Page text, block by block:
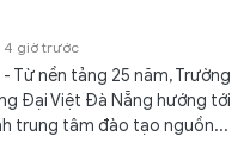
4 giờ trước
Từ nền tảng 25 năm, Trường
Đại Việt Đà Nẵng hướng tới
trung tâm đào tạo nguồn...